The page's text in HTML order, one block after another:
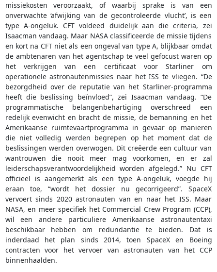
missiekosten veroorzaakt, of waarbij sprake is van een
onverwachte ‘afwijking van de gecontroleerde vlucht’, is een
type A-ongeluk. CFT voldeed duidelijk aan die criteria, zei
Isaacman vandaag. Maar NASA classificeerde de missie tijdens
en kort na CFT niet als een ongeval van type A, blijkbaar omdat
de ambtenaren van het agentschap te veel gefocust waren op
het verkrijgen van een certificaat voor Starliner om
operationele astronautenmissies naar het ISS te vliegen. “De
bezorgdheid over de reputatie van het Starliner-programma
heeft die beslissing beïnvloed”, zei Isaacman vandaag. “De
programmatische belangenbehartiging overschreed een
redelijk evenwicht en bracht de missie, de bemanning en het
Amerikaanse ruimtevaartprogramma in gevaar op manieren
die niet volledig werden begrepen op het moment dat de
beslissingen werden overwogen. Dit creëerde een cultuur van
wantrouwen die nooit meer mag voorkomen, en er zal
leiderschapsverantwoordelijkheid worden afgelegd.” Nu CFT
officieel is aangemerkt als een type A-ongeluk, voegde hij
eraan toe, “wordt het dossier nu gecorrigeerd”. SpaceX
vervoert sinds 2020 astronauten van en naar het ISS. Maar
NASA, en meer specifiek het Commercial Crew Program (CCP),
wil een andere particuliere Amerikaanse astronautentaxi
beschikbaar hebben om redundantie te bieden. Dat is
inderdaad het plan sinds 2014, toen SpaceX en Boeing
contracten voor het vervoer van astronauten van het CCP
binnenhaalden.